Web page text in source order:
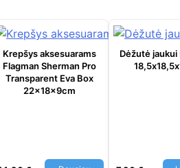
Krepšys aksesuarams
Flagman Sherman Pro
Transparent Eva Box
22x18x9cm
Dėžutė jaukui